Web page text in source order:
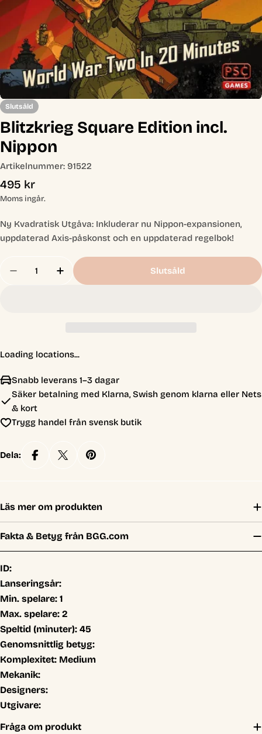
Slutsåld
Blitzkrieg Square Edition incl.
Nippon
Artikelnummer: 91522
Ordinarie
pris
495 kr
Moms ingår.
Ny Kvadratisk Utgåva: Inkluderar nu Nippon-expansionen,
uppdaterad Axis-påskonst och en uppdaterad regelbok!
Minska Antal För Blitzkrieg Square Edition Incl.
Öka Antal För Blitzkrieg Square Edition
Slutsåld
Loading locations...
Snabb leverans 1–3 dagar
Säker betalning med Klarna, Swish genom klarna eller Nets
& kort
Trygg handel från svensk butik
Dela:
Läs mer om produkten
Fakta & Betyg från BGG.com
ID:
Lanseringsår:
Min. spelare: 1
Max. spelare: 2
Speltid (minuter): 45
Genomsnittlig betyg:
Komplexitet: Medium
Mekanik:
Designers:
Utgivare:
Fråga om produkt